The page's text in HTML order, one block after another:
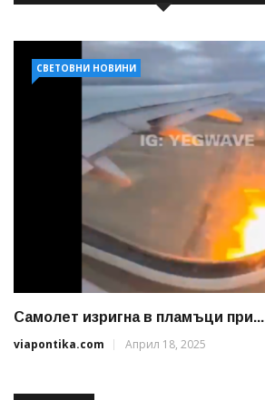
СВЕТОВНИ НОВИНИ
Самолет изригна в пламъци при...
viapontika.com
Април 18, 2025